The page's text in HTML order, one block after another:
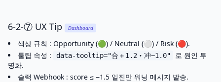
6-2-⑦ UX Tip Dashboard
색상 규칙 : Opportunity (🟢) / Neutral (⚪️) / Risk (🔴).
툴팁 속성 :
data-tooltip="合＋1.2‧冲−1.0"
로 원인 투
명화.
슬랙 Webhook : score ≤ −1.5 일진만 워닝 메시지 발송.